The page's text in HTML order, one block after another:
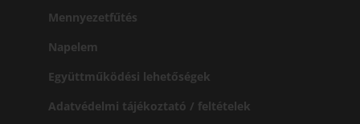
Mennyezetfűtés
Napelem
Együttműködési lehetőségek
Adatvédelmi tájékoztató / feltételek